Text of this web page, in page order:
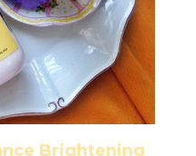
Brightening